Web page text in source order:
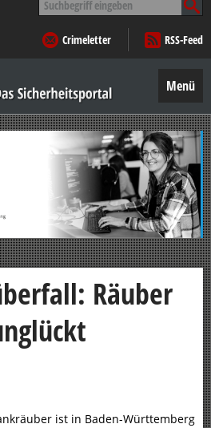
nach:
Crimeletter
RSS-Feed
Menü
Räuber
ist in Baden-Württemberg